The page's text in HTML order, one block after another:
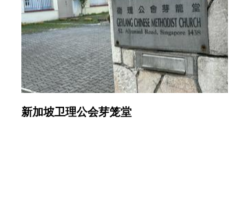
新加坡卫理公会芽笼堂